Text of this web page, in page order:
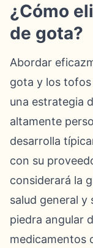
¿Cómo
de gota?
Abordar
gota y los
una estrategia
altamente
desarrolla
con su
considerará la
salud general y
piedra angular
medicamentos